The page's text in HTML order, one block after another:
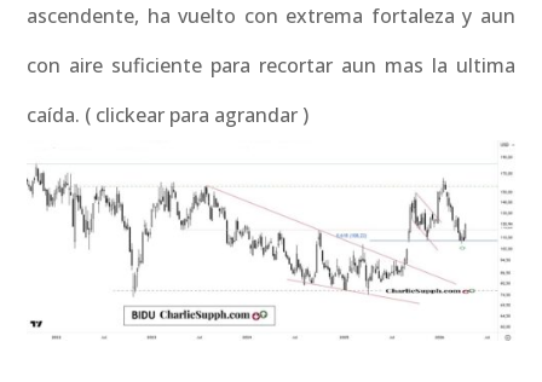
ascendente, ha vuelto con extrema fortaleza y aun
con aire suficiente para recortar aun mas la ultima
caída. ( clickear para agrandar )